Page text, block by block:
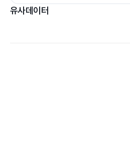
유사데이터